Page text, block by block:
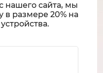
нашего сайта, мы
в размере 20% на